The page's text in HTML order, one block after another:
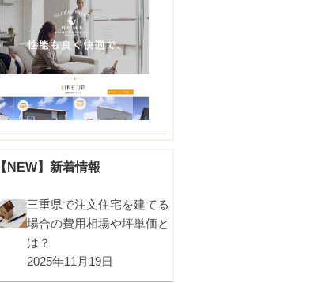
【NEW】新着情報
三重県で注文住宅を建てる
場合の費用相場や坪単価と
は？
2025年11月19日